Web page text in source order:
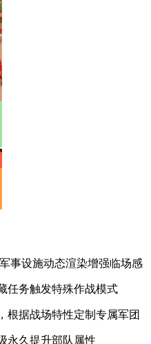
事设施动态渲染增强临场感
任务触发特殊作战模式
根据战场特性定制专属军团
永久提升部队属性